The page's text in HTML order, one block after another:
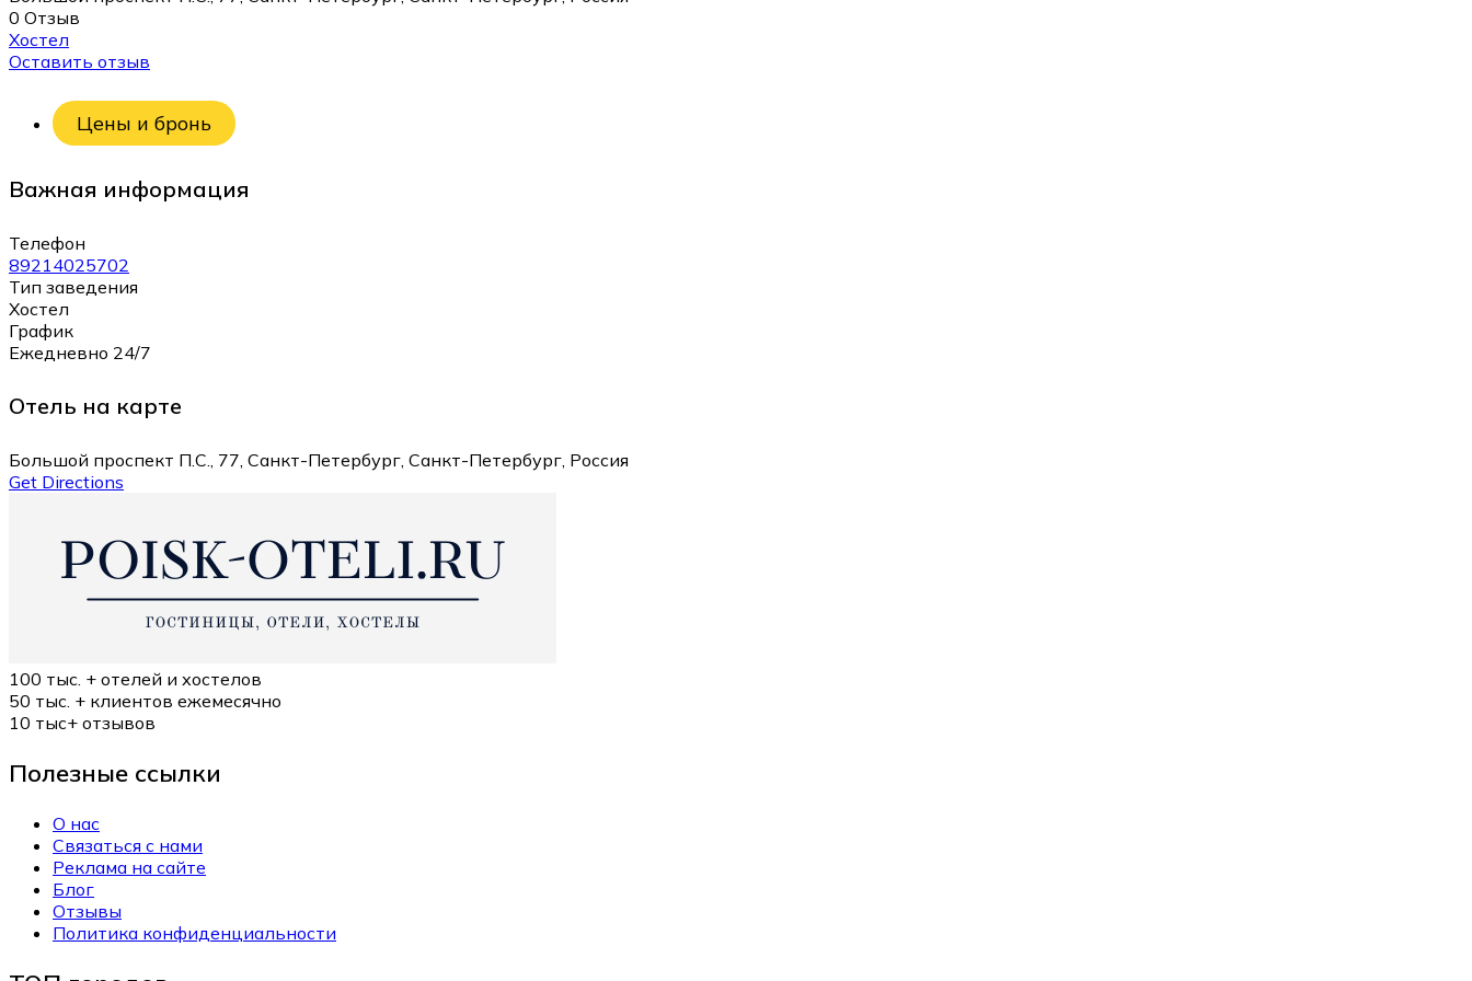
0 Отзыв
Хостел
Оставить отзыв
Цены и бронь
Важная информация
Телефон
89214025702
Тип заведения
Хостел
График
Ежедневно 24/7
Отель на карте
Большой проспект П.С., 77, Санкт-Петербург, Санкт-Петербург, Россия
Get Directions
100 тыс. + отелей и хостелов
50 тыс. + клиентов ежемесячно
10 тыс+ отзывов
Полезные ссылки
О нас
Связаться с нами
Реклама на сайте
Блог
Отзывы
Политика конфиденциальности